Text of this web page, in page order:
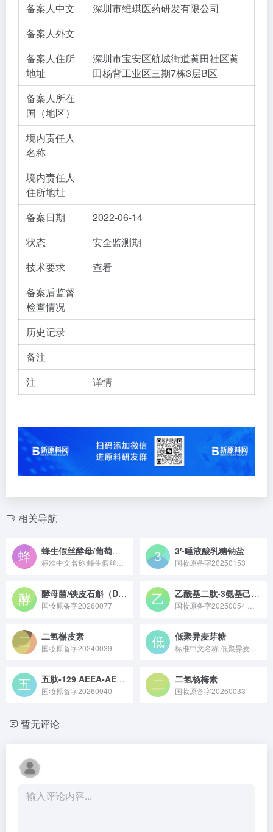
备案人中文
深圳市维琪医药研发有限公司
备案人外文
备案人住所
地址
深圳市宝安区航城街道黄田社区黄
田杨背工业区三期7栋3层B区
备案人所在
国（地区）
境内责任人
名称
境内责任人
住所地址
备案日期
2022-06-14
状态
安全监测期
技术要求
查看
备案后监督
检查情况
历史记录
备注
注
详情
相关导航
蜂生假丝酵母/葡萄糖/扁核木油发酵产物 3′-唾液酸乳糖钠盐
国妆原备字20250153
酵母菌/铁皮石斛（DENDROBIUM OFFICINALE）愈伤组织发酵产物滤液
国妆原备字20260077
乙酰基二肽-3氨基己酸酯
二氢槲皮素
国妆原备字20240039
低聚异麦芽糖
五肽-129 AEEA-AEEA 四肽-10
国妆原备字20260040
二氢杨梅素
国妆原备字20260033
暂无评论